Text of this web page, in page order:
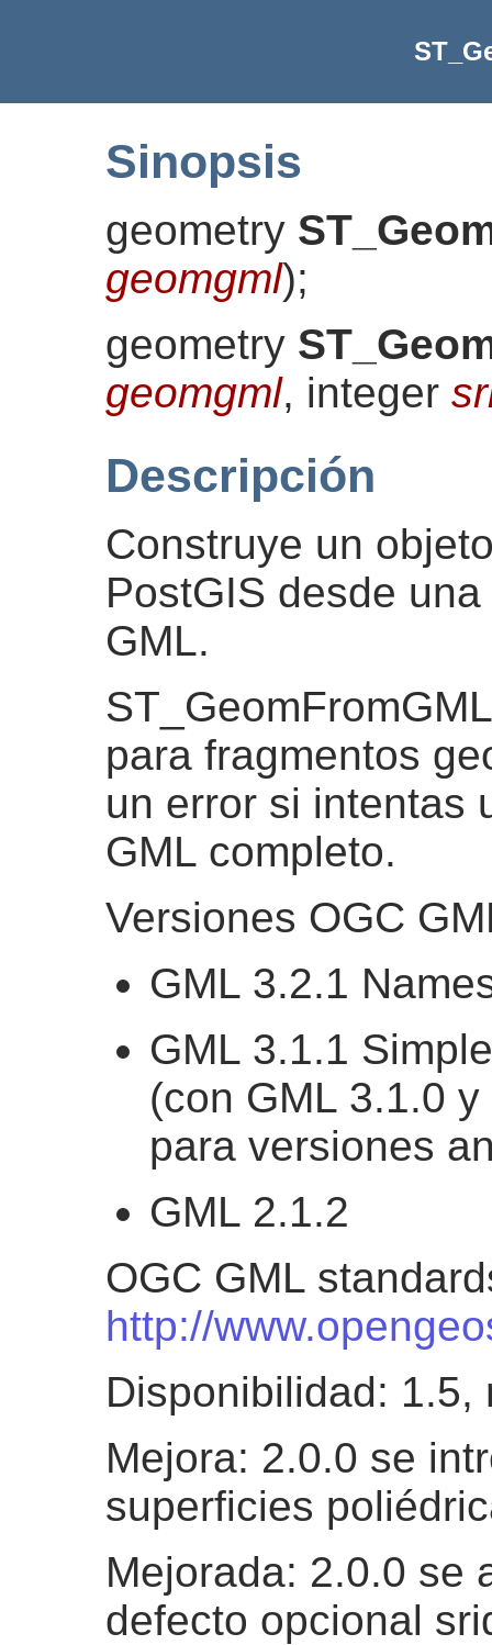
Sinopsis
geometry
geomgml);
geometry
geomgml, integer
Descripción
Construye un
PostGIS desde
GML.
para fragmentos
un error si intentas
GML completo.
Versiones OGC
GML 3.2.1
GML 3.1.1
(con GML 3.1.0
para versiones
GML 2.1.2
OGC GML
http://
Disponibilidad: 1.5,
Mejora: 2.0.0 se
superficies
Mejorada: 2.0.0 se
defecto opcional